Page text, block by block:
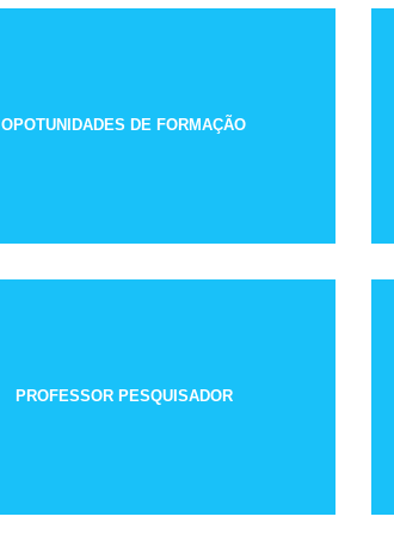
OPOTUNIDADES DE FORMAÇÃO
PROFESSOR PESQUISADOR